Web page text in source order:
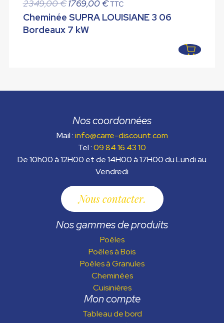
2349,00€ Le
prix
initial
1769,00€Le
prix
TTC
Cheminée SUPRA LOUISIANE 3 06
Bordeaux 7 kW
Nos coordonnées
Mail :info@carre-discount.com
Tel :09 84 16 43 10
De 10h00 à 12H00 et de 14H00 à 17H00 du Lundi au
Vendredi
Nous contacter
Nos gammes de produits
Poêles
Poêles à Bois
Poêles à Granules
Cheminées
Cuisinières
Mon compte
Tableau de bord